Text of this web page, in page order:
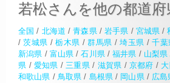
若松さんを他の都道
全国 / 北海道 /青森県/ 岩手県 / 宮城県 /
/茨城県 /栃木県 /群馬県 /埼玉県 /千葉
新潟県 / 富山県 /石川県/福井県 / 山梨県
県 / 愛知県 /三重県 / 滋賀県 / 京都府 /
和歌山県 / 鳥取県 / 島根県/ 岡山県/ 広島